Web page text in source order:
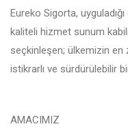
Eureko Sigorta,
kaliteli hizmet sunum
seçkinleşen; ülkemizin
istikrarlı ve sürdürülebilir
AMACIMIZ